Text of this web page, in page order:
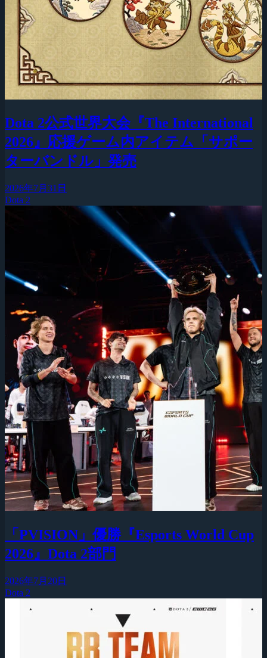
Dota 2公式世界大会『The International
2026』応援ゲーム内アイテム「サポー
ターバンドル」発売
2026年7月31日
Dota 2
「PVISION」優勝『Esports World Cup
2026』Dota 2部門
2026年7月20日
Dota 2